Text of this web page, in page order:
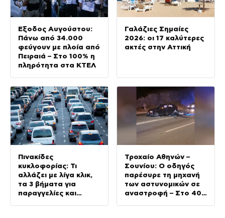
Έξοδος Αυγούστου:
Πάνω από 34.000
φεύγουν με πλοία από
Πειραιά – Στο 100% η
πληρότητα στα ΚΤΕΛ
Γαλάζιες Σημαίες
2026: οι 17 καλύτερες
ακτές στην Αττική
Πινακίδες
κυκλοφορίας: Τι
αλλάζει με λίγα κλικ,
τα 3 βήματα για
παραγγελίες και
Τροχαίο Αθηνών –
Σουνίου: Ο οδηγός
παρέσυρε τη μηχανή
των αστυνομικών σε
αναστροφή – Στο 401